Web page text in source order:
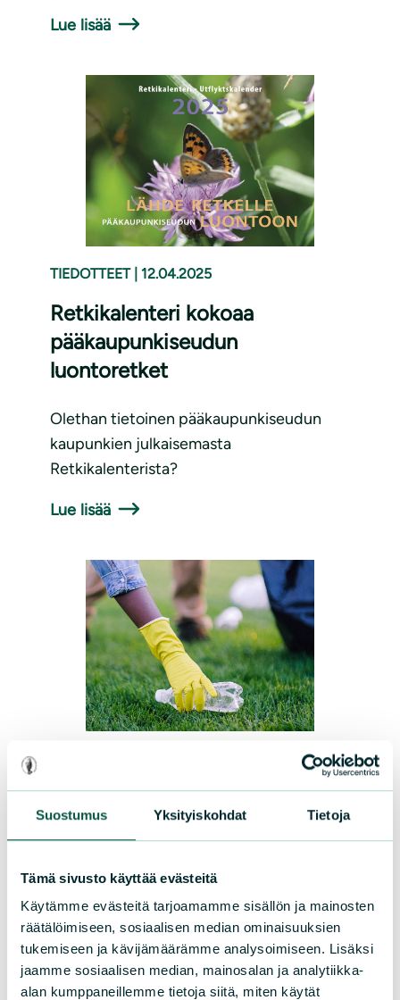
Suostumus Yksityiskohdat Tietoja
Tämä sivusto käyttää evästeitä
Käytämme evästeitä tarjoamamme sisällön ja mainosten
räätälöimiseen, sosiaalisen median ominaisuuksien
tukemiseen ja kävijämäärämme analysoimiseen. Lisäksi
jaamme sosiaalisen median, mainosalan ja analytiikka-
alan kumppaneillemme tietoja siitä, miten käytät
Lue lisää
TIEDOTTEET 12.04.2025
Retkikalenteri kokoaa
pääkaupunkiseudun
luontoretket
Olethan tietoinen pääkaupunkiseudun
kaupunkien julkaisemasta
Retkikalenterista?
Lue lisää
Roskienkeräystalkoot – helppo
tapa parantaa lähiluontoa
Ympäristöyhdistyksen huhtikuussa
järjestämistä roskienkeräystalkoista on
tullut perinne. Tänä vuonna talkoot
järjestetään tiistaina 15.4.2025 klo 15
alkaen aina klo 19 asti.